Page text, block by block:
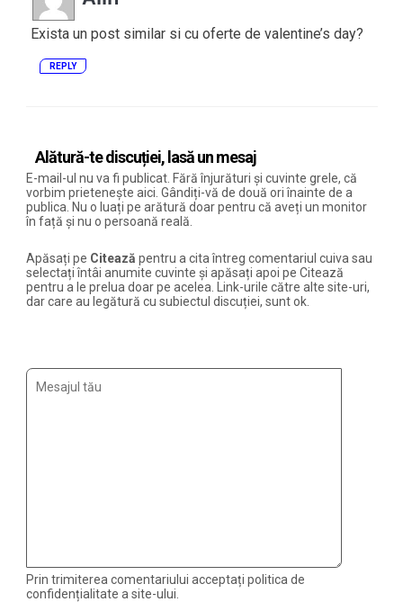
Exista un post similar si cu oferte de valentine’s day?
REPLY
Alătură-te discuției, lasă un mesaj
E-mail-ul nu va fi publicat. Fără înjurături și cuvinte grele, că
vorbim prietenește aici. Gândiți-vă de două ori înainte de a
publica. Nu o luați pe arătură doar pentru că aveți un monitor
în față și nu o persoană reală.
Apăsați pe Citează pentru a cita întreg comentariul cuiva sau
selectați întâi anumite cuvinte și apăsați apoi pe Citează
pentru a le prelua doar pe acelea. Link-urile către alte site-uri,
dar care au legătură cu subiectul discuției, sunt ok.
Prin trimiterea comentariului acceptați politica de
confidențialitate a site-ului.